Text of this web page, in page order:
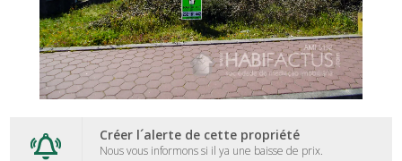
Créer l´alerte de cette propriété
Nous vous informons si il ya une baisse de prix.